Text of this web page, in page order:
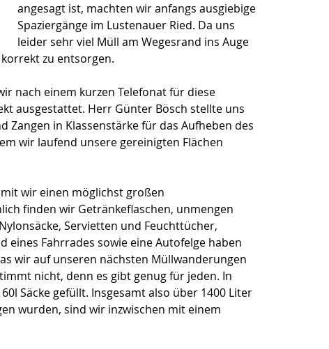
angesagt ist, machten wir anfangs ausgiebige
Spaziergänge im Lustenauer Ried. Da uns
leider sehr viel Müll am Wegesrand ins Auge
zu entsorgen.
nach einem kurzen Telefonat für diese
ausgestattet. Herr Günter Bösch stellte uns
Zangen in Klassenstärke für das Aufheben des
wir laufend unsere gereinigten Flächen
wir einen möglichst großen
finden wir Getränkeflaschen, unmengen
Servietten und Feuchttücher,
eines Fahrrades sowie eine Autofelge haben
wir auf unseren nächsten Müllwanderungen
nicht, denn es gibt genug für jeden. In
Säcke gefüllt. Insgesamt also über 1400 Liter
wurden, sind wir inzwischen mit einem